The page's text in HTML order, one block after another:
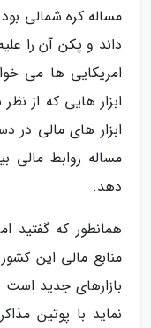
مساله کره شمالی
داند و پکن آن را
امریکایی ها می
ابزار هایی که از
ابزار های مالی در
مساله روابط مالی
دهد.
همانطور که گفتید
منابع مالی این
بازارهای جدید
نماید با پوتین